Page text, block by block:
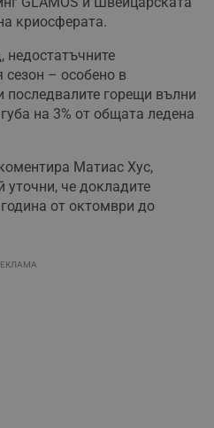
криосферата.
сезон – особено в
последвалите горещи вълни
на 3% от общата ледена
Матиас Хус,
уточни, че докладите
от октомври до